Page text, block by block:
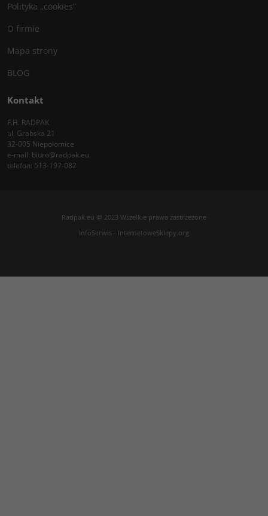
Polityka „cookies”
O firmie
Mapa strony
BLOG
Kontakt
F.H. RADPAK
ul. Grabska 21
32-005 Niepołomice
e-mail: biuro@radpak.eu
telefon: 513-197-082
Radpak.eu @ 2023 Wszelkie prawa zastrzeżone
InfoSerwis - InternetoweSklepy.org